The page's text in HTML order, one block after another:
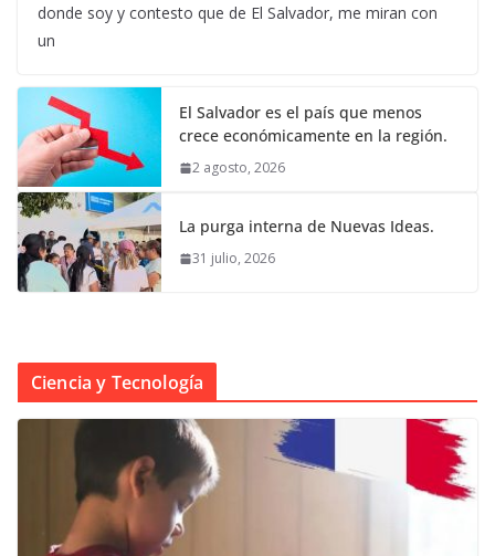
donde soy y contesto que de El Salvador, me miran con
un
El Salvador es el país que menos
crece económicamente en la región.
2 agosto, 2026
La purga interna de Nuevas Ideas.
31 julio, 2026
Ciencia y Tecnología